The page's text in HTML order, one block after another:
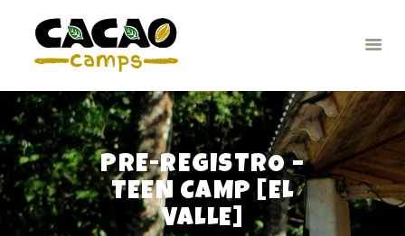
PRE-REGISTRO –
TEEN CAMP [EL
VALLE]
CAMPAMENTOS
TALLERES Y
ACTIVIDADES
QUIÉNES SOMOS